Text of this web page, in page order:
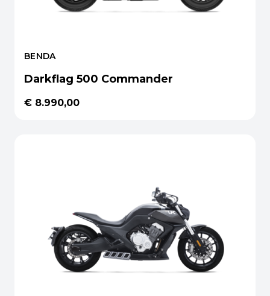
BENDA
Darkflag 500 Commander
€ 8.990,00